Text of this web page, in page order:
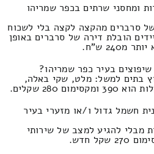
ומחסני שרתים בכפר שמריהו
סרברים מהקצה לקצה בלי לשכוח
הובלת דירה של סרברים באופן
בעיר כפר שמריהו?
בתים למשל: מלט, שקי באלה,
280 שקלים.
חשמל גדול ו/או מזערי בעיר
מבלי להגיע למצב של שירותי